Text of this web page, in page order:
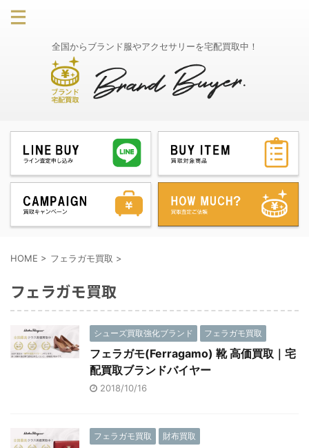
全国からブランド服やアクセサリーを宅配買取中！
HOME > フェラガモ買取 >
フェラガモ買取
シューズ買取強化ブランド フェラガモ買取
フェラガモ(Ferragamo) 靴 高価買取｜宅
配買取ブランドバイヤー
2018/10/16
フェラガモ買取 財布買取